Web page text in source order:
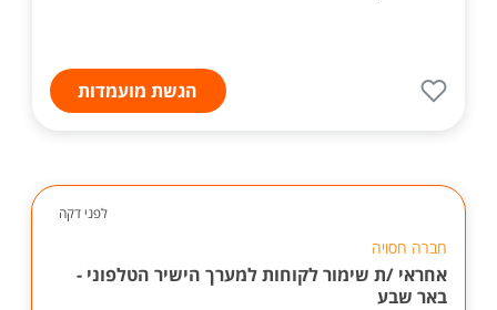
הגשת מועמדות
לפני דקה
חברה חסויה
אחראי /ת שימור לקוחות למערך הישיר הטלפוני -
באר שבע